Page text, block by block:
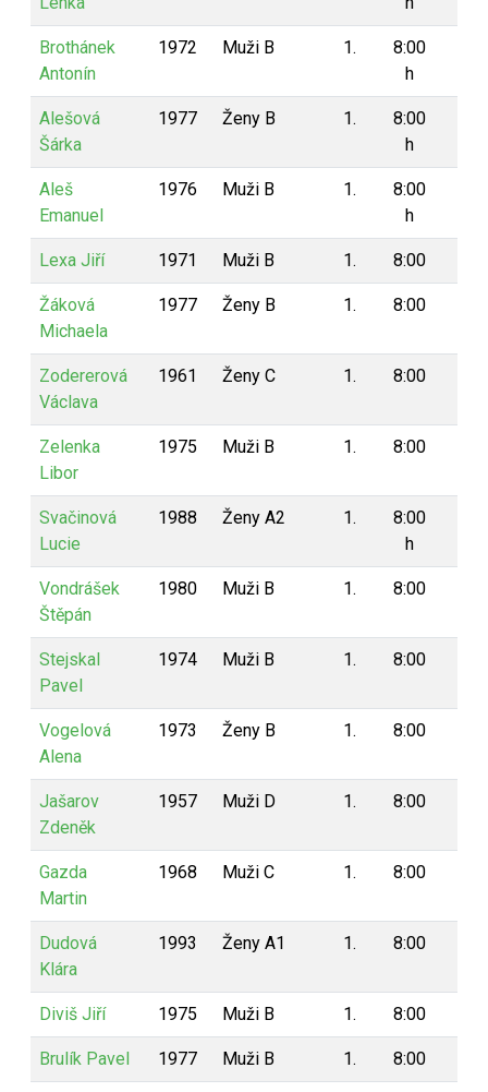
Brothánek
Antonín
1972 Muži B 1.
8:00
h
Alešová
Šárka
1977 Ženy B 1.
8:00
h
Aleš
Emanuel
1976 Muži B 1.
8:00
h
Lexa Jiří 1971 Muži B 1. 8:00
Žáková
Michaela
1977 Ženy B 1. 8:00
Zodererová
Václava
1961 Ženy C 1. 8:00
Zelenka
Libor
1975 Muži B 1. 8:00
Svačinová
Lucie
1988 Ženy A2 1.
8:00
h
Vondrášek
Štěpán
1980 Muži B 1. 8:00
Stejskal
Pavel
1974 Muži B 1. 8:00
Vogelová
Alena
1973 Ženy B 1. 8:00
Jašarov
Zdeněk
1957 Muži D 1. 8:00
Gazda
Martin
1968 Muži C 1. 8:00
Dudová
Klára
1993 Ženy A1 1. 8:00
Diviš Jiří 1975 Muži B 1. 8:00
Brulík Pavel 1977 Muži B 1. 8:00